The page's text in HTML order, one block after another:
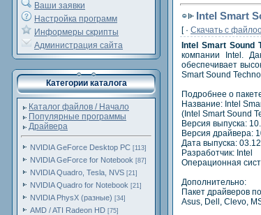
Ваши заявки
Настройка программ
Информеры скрипты
Администрация сайта
Категории каталога
Каталог файлов / Начало
Популярные программы
Драйвера
NVIDIA GeForce Desktop PC [113]
NVIDIA GeForce for Notebook [87]
NVIDIA Quadro, Tesla, NVS [21]
NVIDIA Quadro for Notebook [21]
NVIDIA PhysX (разные) [34]
AMD / ATI Radeon HD [75]
Intel Smart
[ · Скачать c
Intel Smart Sound
компании Intel.
обеспечивает
Smart Sound
Подробнее о
Название: Intel
(Intel Smart Sound
Версия выпуска:
Версия драйвера:
Дата выпуска:
Разработчик: Intel
Операционная
Дополнительно:
Пакет драйверов
Asus, Dell, Clevo,